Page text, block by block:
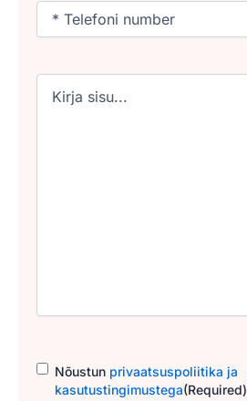
Phone
Untitled
Consent(Required)
Nõustun privaatsuspoliitika ja
kasutustingimustega(Required)